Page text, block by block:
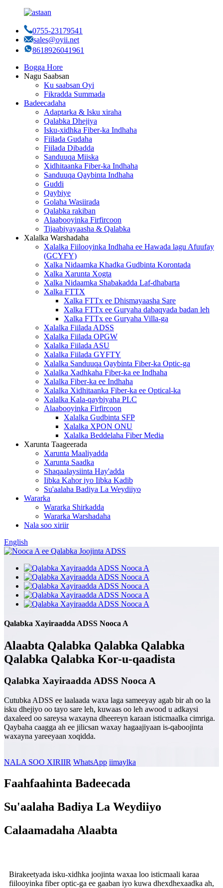
0755-23179541
sales@oyii.net
8618926041961
Bogga Hore
Nagu Saabsan
Ku saabsan Oyi
Fikradda Summada
Badeecadaha
Adaptarka & Isku xiraha
Qalabka Dhejiya
Isku-xidhka Fiber-ka Indhaha
Fiilada Gudaha
Fiilada Dibadda
Sanduuqa Miiska
Xidhitaanka Fiber-ka Indhaha
Sanduuqa Qaybinta Indhaha
Guddi
Qaybiye
Golaha Wasiirada
Qalabka rakiban
Alaabooyinka Firfircoon
Tijaabiyayaasha & Qalabka
Xalalka Warshadaha
Xalalka Fiilooyinka Indhaha ee Hawada lagu Afuufay
(GCYFY)
Xalka Nidaamka Khadka Gudbinta Korontada
Xalka Xarunta Xogta
Xalka Nidaamka Shabakadda Laf-dhabarta
Xalka FTTX
Xalka FTTx ee Dhismayaasha Sare
Xalka FTTx ee Guryaha dabaqyada badan leh
Xalka FTTx ee Guryaha Villa-ga
Xalalka Fiilada ADSS
Xalalka Fiilada OPGW
Xalalka Fiilada ASU
Xalalka Fiilada GYFTY
Xalalka Sanduuqa Qaybinta Fiber-ka Optic-ga
Xalalka Xadhkaha Fiber-ka ee Indhaha
Xalalka Fiber-ka ee Indhaha
Xalalka Xidhitaanka Fiber-ka ee Optical-ka
Xalalka Kala-qaybiyaha PLC
Alaabooyinka Firfircoon
Xalalka Gudbinta SFP
Xalalka XPON ONU
Xalalka Beddelaha Fiber Media
Xarunta Taageerada
Xarunta Maaliyadda
Xarunta Saadka
Shaqaalaysiinta Hay'adda
Iibka Kahor iyo Iibka Kadib
Su'aalaha Badiya La Weydiiyo
Wararka
Wararka Shirkadda
Wararka Warshadaha
Nala soo xiriir
English
Qalabka Xayiraadda ADSS Nooca A
Alaabta Qalabka Qalabka Qalabka
Qalabka Qalabka Kor-u-qaadista
Qalabka Xayiraadda ADSS Nooca A
Cutubka ADSS ee laalaada waxa laga sameeyay agab bir ah oo la
isku dhejiyo oo tayo sare leh, kuwaas oo leh awood u adkaysi
daxaleed oo sareysa waxayna dheereyn karaan isticmaalka cimriga.
Qaybaha caagga ah ee jilicsan waxay hagaajiyaan is-qaboojinta
waxayna yareeyaan xoqidda.
NALA SOO XIRIIR WhatsApp iimaylka
Faahfaahinta Badeecada
Su'aalaha Badiya La Weydiiyo
Calaamadaha Alaabta
Birakeetyada isku-xidhka joojinta waxaa loo isticmaali karaa
fiilooyinka fiber optic-ga ee gaaban iyo kuwa dhexdhexaadka ah,